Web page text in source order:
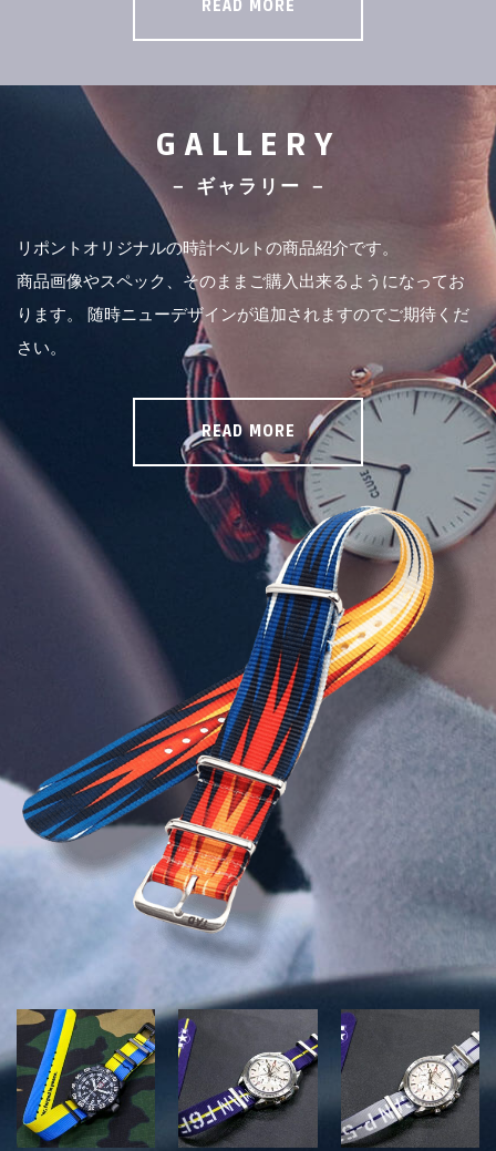
READ MORE
GALLERY
－ ギャラリー －
リポントオリジナルの時計ベルトの商品紹介です。
商品画像やスペック、そのままご購入出来るようになってお
ります。
随時ニューデザインが追加されますのでご期待くだ
さい。
READ MORE